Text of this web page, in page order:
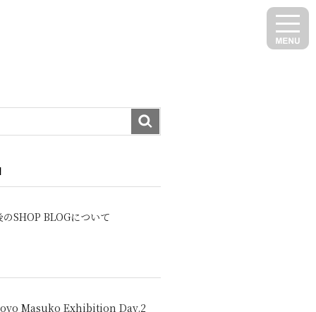
のSHOP BLOGについて
Masuko Exhibition Day.2